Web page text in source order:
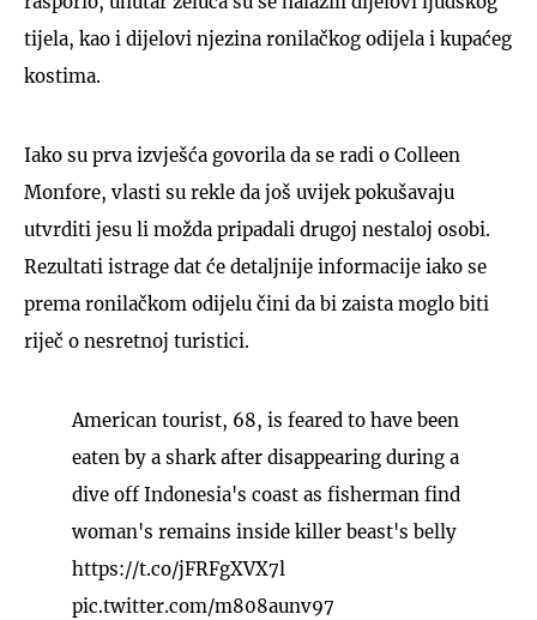
tijela, kao i dijelovi njezina ronilačkog odijela i kupaćeg
kostima.
Iako su prva izvješća govorila da se radi o Colleen
Monfore, vlasti su rekle da još uvijek pokušavaju
utvrditi jesu li možda pripadali drugoj nestaloj osobi.
Rezultati istrage dat će detaljnije informacije iako se
prema ronilačkom odijelu čini da bi zaista moglo biti
riječ o nesretnoj turistici.
American tourist, 68, is feared to have been
eaten by a shark after disappearing during a
dive off Indonesia's coast as fisherman find
woman's remains inside killer beast's belly
https://t.co/jFRFgXVX7l
pic.twitter.com/m808aunv97